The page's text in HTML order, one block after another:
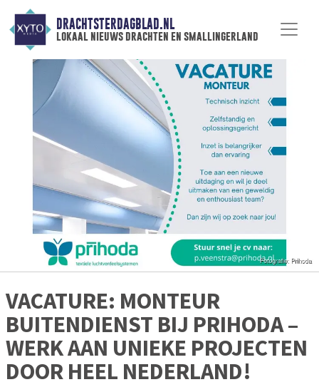
DRACHTSTERDAGBLAD.NL
lokaal nieuws drachten en smallingerland
VACATURE: MONTEUR
BUITENDIENST BIJ PRIHODA –
WERK AAN UNIEKE PROJECTEN
DOOR HEEL NEDERLAND!